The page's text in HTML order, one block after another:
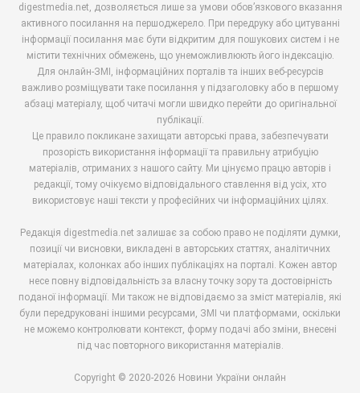
digestmedia.net, дозволяється лише за умови обов’язкового вказання
активного посилання на першоджерело. При передруку або цитуванні
інформації посилання має бути відкритим для пошукових систем і не
містити технічних обмежень, що унеможливлюють його індексацію.
Для онлайн-ЗМІ, інформаційних порталів та інших веб-ресурсів
важливо розміщувати таке посилання у підзаголовку або в першому
абзаці матеріалу, щоб читачі могли швидко перейти до оригінальної
публікації.
Це правило покликане захищати авторські права, забезпечувати
прозорість використання інформації та правильну атрибуцію
матеріалів, отриманих з нашого сайту. Ми цінуємо працю авторів і
редакції, тому очікуємо відповідального ставлення від усіх, хто
використовує наші тексти у професійних чи інформаційних цілях.
Редакція digestmedia.net залишає за собою право не поділяти думки,
позиції чи висновки, викладені в авторських статтях, аналітичних
матеріалах, колонках або інших публікаціях на порталі. Кожен автор
несе повну відповідальність за власну точку зору та достовірність
поданої інформації. Ми також не відповідаємо за зміст матеріалів, які
були передруковані іншими ресурсами, ЗМІ чи платформами, оскільки
не можемо контролювати контекст, форму подачі або зміни, внесені
під час повторного використання матеріалів.
Copyright © 2020-2026 Новини України онлайн